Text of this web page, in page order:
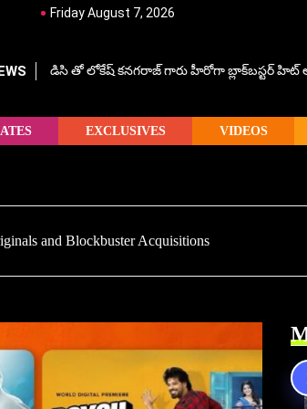
Friday August 7, 2026
డిసి తో లోకేష్ కనగరాజ్ గారు హీరోగా బ్లాక్‌బస్టర్ హిట్
EXCLUSIVES VIDEOS
and Blockbuster Acquisitions